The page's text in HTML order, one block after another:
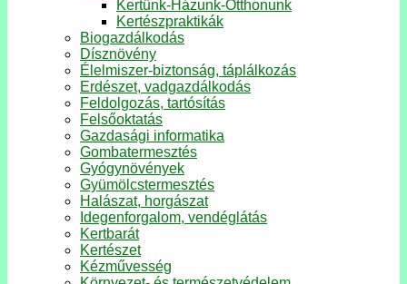
Kertünk-Házunk-Otthonunk
Kertészpraktikák
Biogazdálkodás
Dísznövény
Élelmiszer-biztonság, táplálkozás
Erdészet, vadgazdálkodás
Feldolgozás, tartósítás
Felsőoktatás
Gazdasági informatika
Gombatermesztés
Gyógynövények
Gyümölcstermesztés
Halászat, horgászat
Idegenforgalom, vendéglátás
Kertbarát
Kertészet
Kézművesség